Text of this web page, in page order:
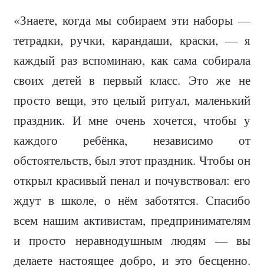
«Знаете, когда мы собираем эти наборы —
тетрадки, ручки, карандаши, краски, — я
каждый раз вспоминаю, как сама собирала
своих детей в первый класс. Это же не
просто вещи, это целый ритуал, маленький
праздник. И мне очень хочется, чтобы у
каждого ребёнка, независимо от
обстоятельств, был этот праздник. Чтобы он
открыл красивый пенал и почувствовал: его
ждут в школе, о нём заботятся. Спасибо
всем нашим активистам, предпринимателям
и просто неравнодушным людям — вы
делаете настоящее добро, и это бесценно.